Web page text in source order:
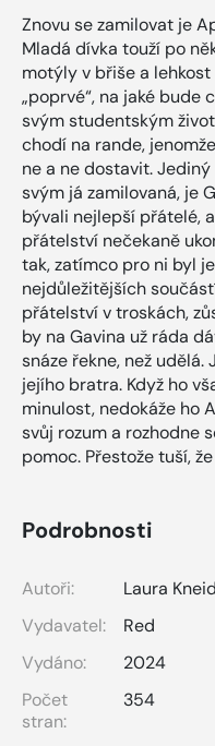
Znovu se zamilovat je
Mladá dívka touží po
motýly v břiše a
„poprvé“, na jaké bude
svým studentským
chodí na rande,
ne a ne dostavit.
svým já zamilovaná, je
bývali nejlepší přátelé,
přátelství nečekaně
tak, zatímco pro ni byl
nejdůležitějších
přátelství v troskách,
by na Gavina už ráda
snáze řekne, než
jejího bratra. Když ho
minulost, nedokáže ho
svůj rozum a rozhodne
pomoc. Přestože tuší,
Podrobnosti
Autoři:
Laura
Vydavatel:
Red
Vydáno:
2024
Počet
stran:
354